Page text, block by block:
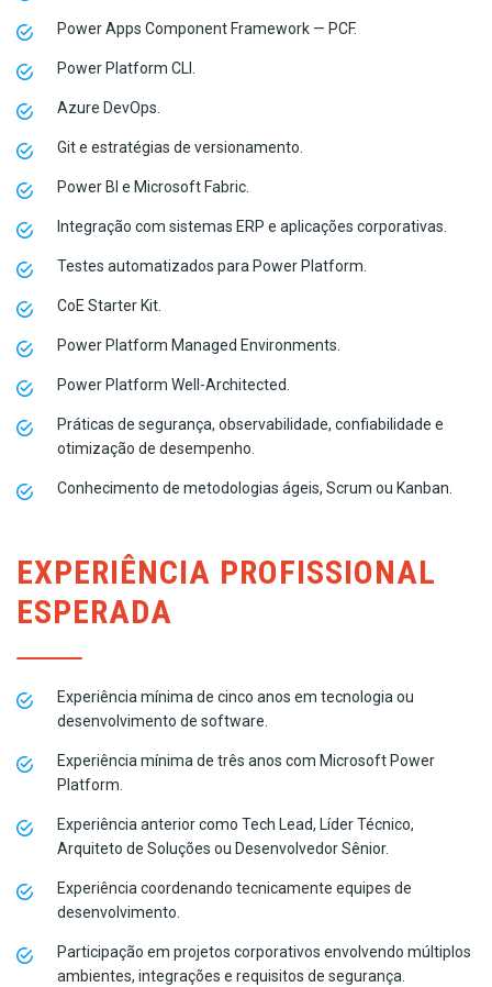
Power Apps Component Framework — PCF.
Power Platform CLI.
Azure DevOps.
Git e estratégias de versionamento.
Power BI e Microsoft Fabric.
Integração com sistemas ERP e aplicações corporativas.
Testes automatizados para Power Platform.
CoE Starter Kit.
Power Platform Managed Environments.
Power Platform Well-Architected.
Práticas de segurança, observabilidade, confiabilidade e
otimização de desempenho.
Conhecimento de metodologias ágeis, Scrum ou Kanban.
EXPERIÊNCIA PROFISSIONAL
ESPERADA
Experiência mínima de cinco anos em tecnologia ou
desenvolvimento de software.
Experiência mínima de três anos com Microsoft Power
Platform.
Experiência anterior como Tech Lead, Líder Técnico,
Arquiteto de Soluções ou Desenvolvedor Sênior.
Experiência coordenando tecnicamente equipes de
desenvolvimento.
Participação em projetos corporativos envolvendo múltiplos
ambientes, integrações e requisitos de segurança.